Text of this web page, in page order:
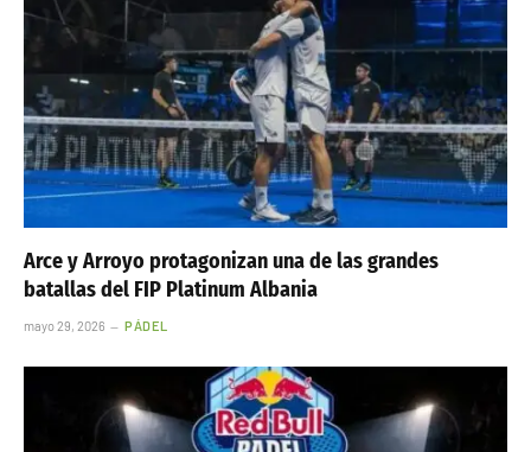
Arce y Arroyo protagonizan una de las grandes
batallas del FIP Platinum Albania
mayo 29, 2026 PÁDEL